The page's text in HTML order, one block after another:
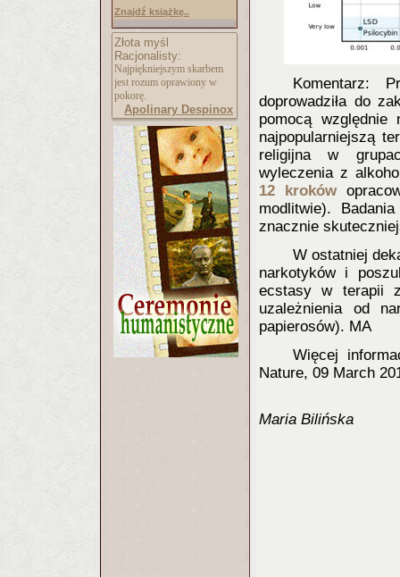
Znajdź książkę..
Złota myśl
Racjonalisty:
Najpiękniejszym skarbem
jest rozum oprawiony w
pokorę.
Apolinary Despinox
Komentarz:
doprowadziła do
pomocą
najpopularniejszą
religijna w
wyleczenia z
12 kroków
modlitwie).
znacznie
W ostatniej
narkotyków i
ecstasy w terapii
uzależnienia od
papierosów). MA
Więcej
Nature, 09 March
Maria Bilińska